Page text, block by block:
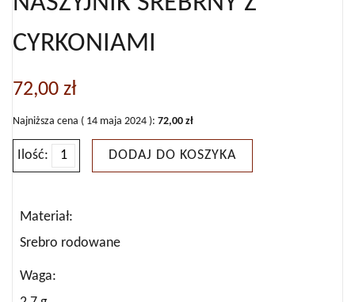
CYRKONIAMI
72,00 zł
Najniższa cena ( 14 maja 2024 ): 72,00 zł
Ilość:
ilość
DODAJ DO KOSZYKA
Materiał
Srebro rodowane
Waga